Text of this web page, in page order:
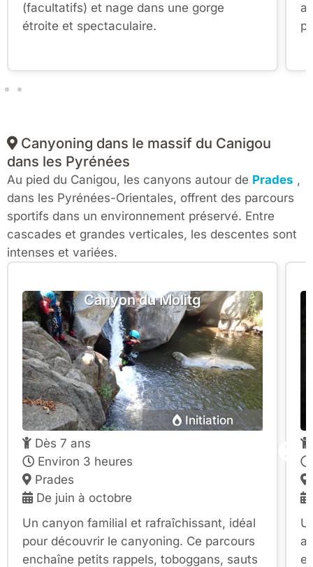
(facultatifs) et nage dans une gorge
étroite et spectaculaire.
Canyoning dans le massif du Canigou
dans les Pyrénées
Au pied du Canigou, les canyons autour de Prades ,
dans les Pyrénées-Orientales, offrent des parcours
sportifs dans un environnement préservé. Entre
cascades et grandes verticales, les descentes sont
intenses et variées.
Canyon du Molitg
Initiation
Dès 7 ans
Environ 3 heures
Prades
De juin à octobre
Un canyon familial et rafraîchissant, idéal
pour découvrir le canyoning. Ce parcours
enchaîne petits rappels, toboggans, sauts